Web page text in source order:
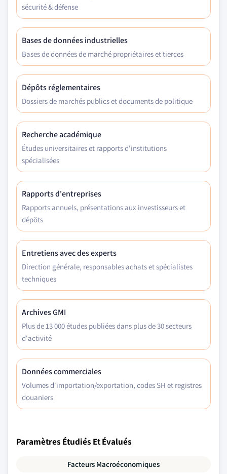
sécurité & défense
Bases de données industrielles
Bases de données de marché propriétaires et tierces
Dépôts réglementaires
Dossiers de marchés publics et documents de politique
Recherche académique
Études universitaires et rapports d'institutions
spécialisées
Rapports d'entreprises
Rapports annuels, présentations aux investisseurs et
dépôts
Entretiens avec des experts
Direction générale, responsables achats et spécialistes
techniques
Archives GMI
Plus de 13 000 études publiées dans plus de 30 secteurs
d'activité
Données commerciales
Volumes d'importation/exportation, codes SH et registres
douaniers
Paramètres Étudiés Et Évalués
Facteurs Macroéconomiques